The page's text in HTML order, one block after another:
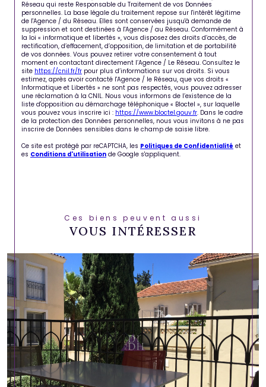
Réseau qui reste Responsable du Traitement de vos Données
personnelles. La base légale du traitement repose sur l'intérêt légitime
de l'Agence / du Réseau. Elles sont conservées jusqu'à demande de
suppression et sont destinées à l'Agence / au Réseau. Conformément à
la loi « informatique et libertés », vous disposez des droits d’accès, de
rectification, d’effacement, d’opposition, de limitation et de portabilité
de vos données. Vous pouvez retirer votre consentement à tout
moment en contactant directement l’Agence / Le Réseau. Consultez le
site https://cnil.fr/fr pour plus d’informations sur vos droits. Si vous
estimez, après avoir contacté l'Agence / le Réseau, que vos droits «
Informatique et Libertés » ne sont pas respectés, vous pouvez adresser
une réclamation à la CNIL. Nous vous informons de l’existence de la
liste d'opposition au démarchage téléphonique « Bloctel », sur laquelle
vous pouvez vous inscrire ici : https://www.bloctel.gouv.fr. Dans le cadre
de la protection des Données personnelles, nous vous invitons à ne pas
inscrire de Données sensibles dans le champ de saisie libre.
Ce site est protégé par reCAPTCHA, les Politiques de Confidentialité et
es Conditions d'utilisation de Google s'appliquent.
Ces biens peuvent aussi
VOUS INTÉRESSER